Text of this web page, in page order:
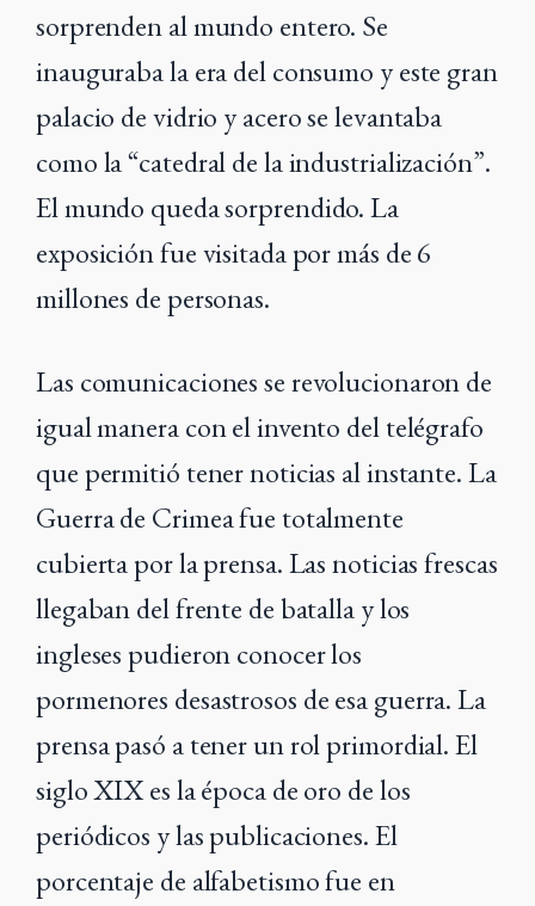
sorprenden al mundo entero. Se
inauguraba la era del consumo y este gran
palacio de vidrio y acero se levantaba
como la “catedral de la industrialización”.
El mundo queda sorprendido. La
exposición fue visitada por más de 6
millones de personas.
Las comunicaciones se revolucionaron de
igual manera con el invento del telégrafo
que permitió tener noticias al instante. La
Guerra de Crimea fue totalmente
cubierta por la prensa. Las noticias frescas
llegaban del frente de batalla y los
ingleses pudieron conocer los
pormenores desastrosos de esa guerra. La
prensa pasó a tener un rol primordial. El
siglo XIX es la época de oro de los
periódicos y las publicaciones. El
porcentaje de alfabetismo fue en